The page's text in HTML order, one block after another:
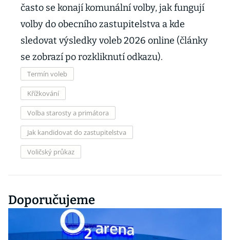
často se konají komunální volby, jak fungují
volby do obecního zastupitelstva a kde
sledovat výsledky voleb 2026 online (články
se zobrazí po rozkliknutí odkazu).
Termín voleb
Křížkování
Volba starosty a primátora
Jak kandidovat do zastupitelstva
Voličský průkaz
Doporučujeme